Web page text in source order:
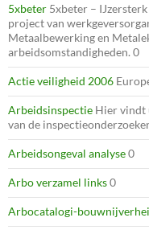
5xbeter 5xbeter –
project van
Metaalbewerking en
arbeidsomstandigheden. 0
Actie veiligheid 2006
Arbeidsinspectie Hier vindt
van de
Arbeidsongeval analyse0
Arbo verzamel links0
Arbocatalogi-